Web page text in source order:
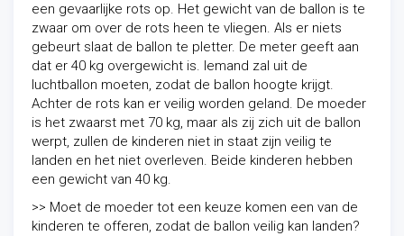
een gevaarlijke rots op. Het gewicht van de ballon is te
zwaar om over de rots heen te vliegen. Als er niets
gebeurt slaat de ballon te pletter. De meter geeft aan
dat er 40 kg overgewicht is. Iemand zal uit de
luchtballon moeten, zodat de ballon hoogte krijgt.
Achter de rots kan er veilig worden geland. De moeder
is het zwaarst met 70 kg, maar als zij zich uit de ballon
werpt, zullen de kinderen niet in staat zijn veilig te
landen en het niet overleven. Beide kinderen hebben
een gewicht van 40 kg.
>> Moet de moeder tot een keuze komen een van de
kinderen te offeren, zodat de ballon veilig kan landen?